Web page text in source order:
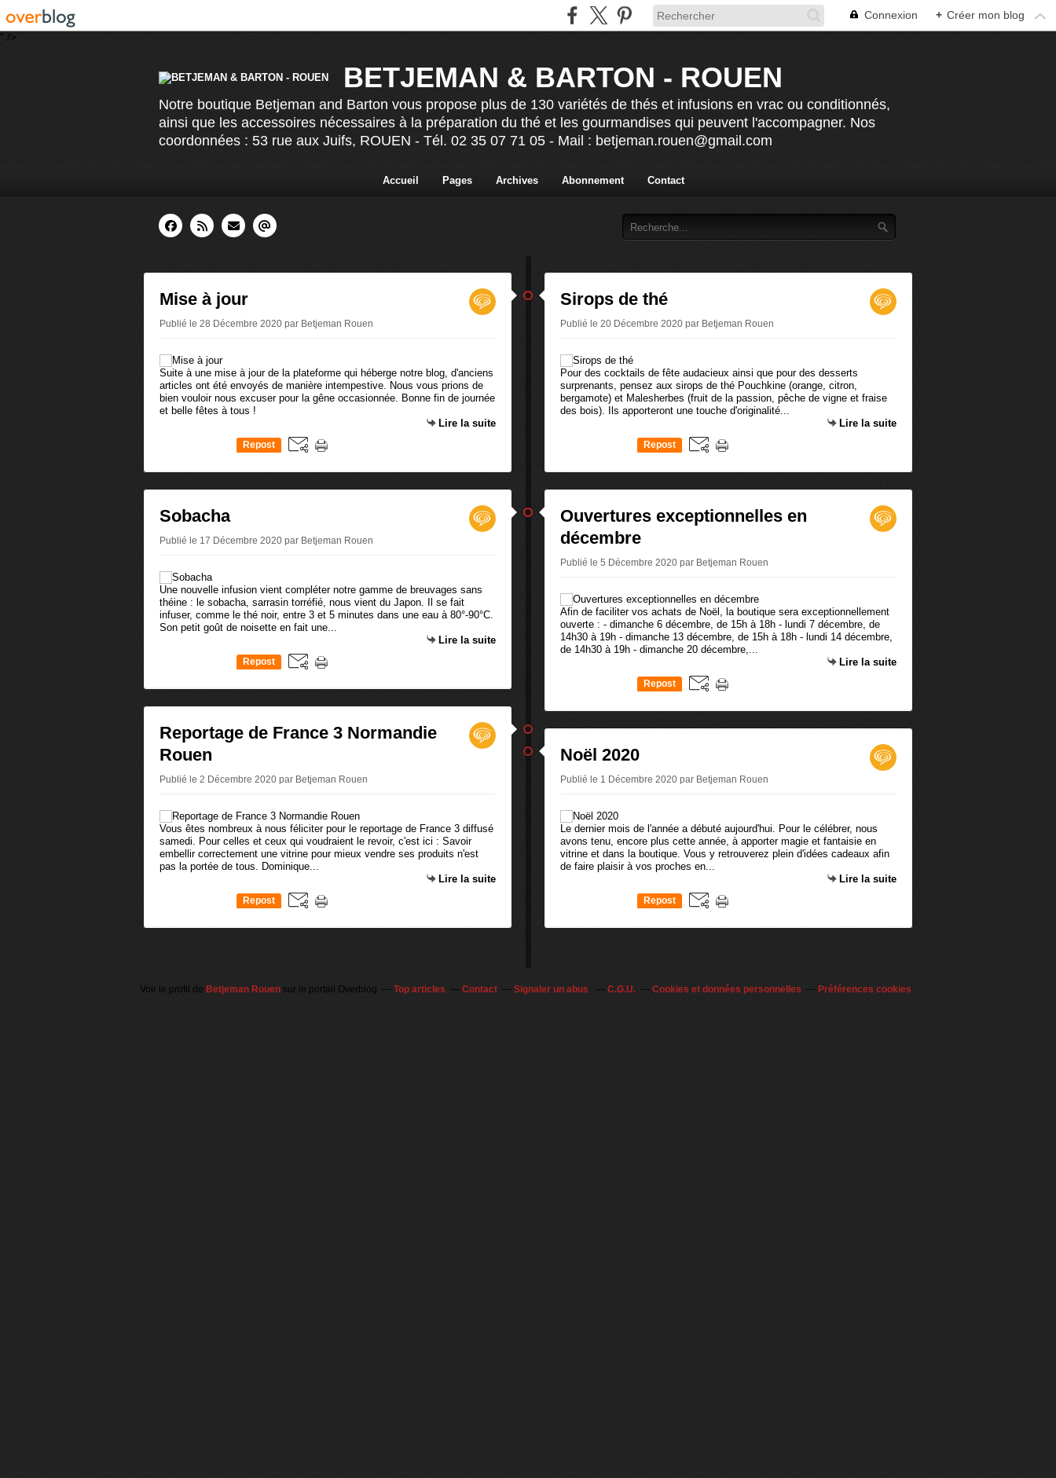
" />
Connexion + Créer mon blog
BETJEMAN & BARTON - ROUEN
Notre boutique Betjeman and Barton vous propose plus de 130 variétés de thés et infusions en vrac ou conditionnés,
ainsi que les accessoires nécessaires à la préparation du thé et les gourmandises qui peuvent l'accompagner. Nos
coordonnées : 53 rue aux Juifs, ROUEN - Tél. 02 35 07 71 05 - Mail : betjeman.rouen@gmail.com
Accueil Pages Archives Abonnement Contact
Mise à jour
Publié le 28 Décembre 2020 par Betjeman Rouen
Suite à une mise à jour de la plateforme qui héberge notre blog, d'anciens
articles ont été envoyés de manière intempestive. Nous vous prions de
bien vouloir nous excuser pour la gêne occasionnée. Bonne fin de journée
et belle fêtes à tous !
Lire la suite
Repost
Sobacha
Publié le 17 Décembre 2020 par Betjeman Rouen
Une nouvelle infusion vient compléter notre gamme de breuvages sans
théine : le sobacha, sarrasin torréfié, nous vient du Japon. Il se fait
infuser, comme le thé noir, entre 3 et 5 minutes dans une eau à 80°-90°C.
Son petit goût de noisette en fait une...
Lire la suite
Repost
Reportage de France 3 Normandie
Rouen
Publié le 2 Décembre 2020 par Betjeman Rouen
Vous êtes nombreux à nous féliciter pour le reportage de France 3 diffusé
samedi. Pour celles et ceux qui voudraient le revoir, c'est ici : Savoir
embellir correctement une vitrine pour mieux vendre ses produits n'est
pas la portée de tous. Dominique...
Lire la suite
Repost
Sirops de thé
Publié le 20 Décembre 2020 par Betjeman Rouen
Pour des cocktails de fête audacieux ainsi que pour des desserts
surprenants, pensez aux sirops de thé Pouchkine (orange, citron,
bergamote) et Malesherbes (fruit de la passion, pêche de vigne et fraise
des bois). Ils apporteront une touche d'originalité...
Lire la suite
Repost
Ouvertures exceptionnelles en
décembre
Publié le 5 Décembre 2020 par Betjeman Rouen
Afin de faciliter vos achats de Noël, la boutique sera exceptionnellement
ouverte : - dimanche 6 décembre, de 15h à 18h - lundi 7 décembre, de
14h30 à 19h - dimanche 13 décembre, de 15h à 18h - lundi 14 décembre,
de 14h30 à 19h - dimanche 20 décembre,...
Lire la suite
Repost
Noël 2020
Publié le 1 Décembre 2020 par Betjeman Rouen
Le dernier mois de l'année a débuté aujourd'hui. Pour le célébrer, nous
avons tenu, encore plus cette année, à apporter magie et fantaisie en
vitrine et dans la boutique. Vous y retrouverez plein d'idées cadeaux afin
de faire plaisir à vos proches en...
Lire la suite
Repost
Voir le profil de Betjeman Rouen sur le portail Overblog Top articles Contact Signaler un abus C.G.U. Cookies et données personnelles Préférences cookies